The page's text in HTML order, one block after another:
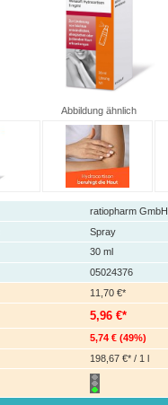
Abbildung ähnlich
ratiopharm GmbH
Spray
30 ml
05024376
11,70 €*
5,96 €*
5,74 € (49%)
198,67 €* / 1 l